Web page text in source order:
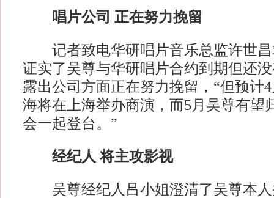
唱片公司 正在努力挽留
记者致电华研唱片音乐总监许世昌
证实了吴尊与华研唱片合约到期但还
露出公司方面正在努力挽留，“但预计4
海将在上海举办商演，而5月吴尊有望
会一起登台。”
经纪人 将主攻影视
吴尊经纪人吕小姐澄清了吴尊本人